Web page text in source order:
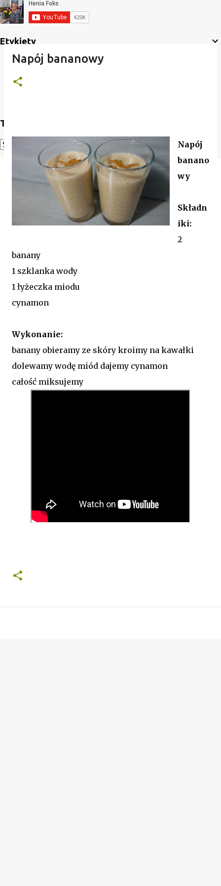
Etykiety
Translate
Powered by Translate
Napój bananowy
Napój
banano
wy
Składn
iki:
2
banany
1 szklanka wody
1 łyżeczka miodu
cynamon
Wykonanie:
banany obieramy ze skóry kroimy na kawałki
dolewamy wodę miód dajemy cynamon
całość miksujemy